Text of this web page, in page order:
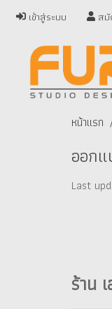
เข้าสู่ระบบ สมั
หน้าแรก
ออก
Last
ร้าน